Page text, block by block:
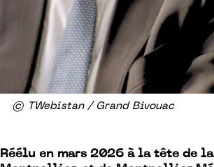
© TWebistan / Grand Bivouac
Réélu en mars 2026 à la tête de